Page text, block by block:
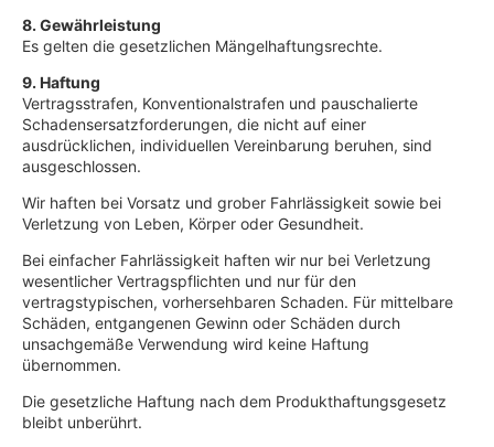
8. Gewährleistung
Es gelten die gesetzlichen Mängelhaftungsrechte.
9. Haftung
Vertragsstrafen, Konventionalstrafen und pauschalierte
Schadensersatzforderungen, die nicht auf einer
ausdrücklichen, individuellen Vereinbarung beruhen, sind
ausgeschlossen.
Wir haften bei Vorsatz und grober Fahrlässigkeit sowie bei
Verletzung von Leben, Körper oder Gesundheit.
Bei einfacher Fahrlässigkeit haften wir nur bei Verletzung
wesentlicher Vertragspflichten und nur für den
vertragstypischen, vorhersehbaren Schaden. Für mittelbare
Schäden, entgangenen Gewinn oder Schäden durch
unsachgemäße Verwendung wird keine Haftung
übernommen.
Die gesetzliche Haftung nach dem Produkthaftungsgesetz
bleibt unberührt.